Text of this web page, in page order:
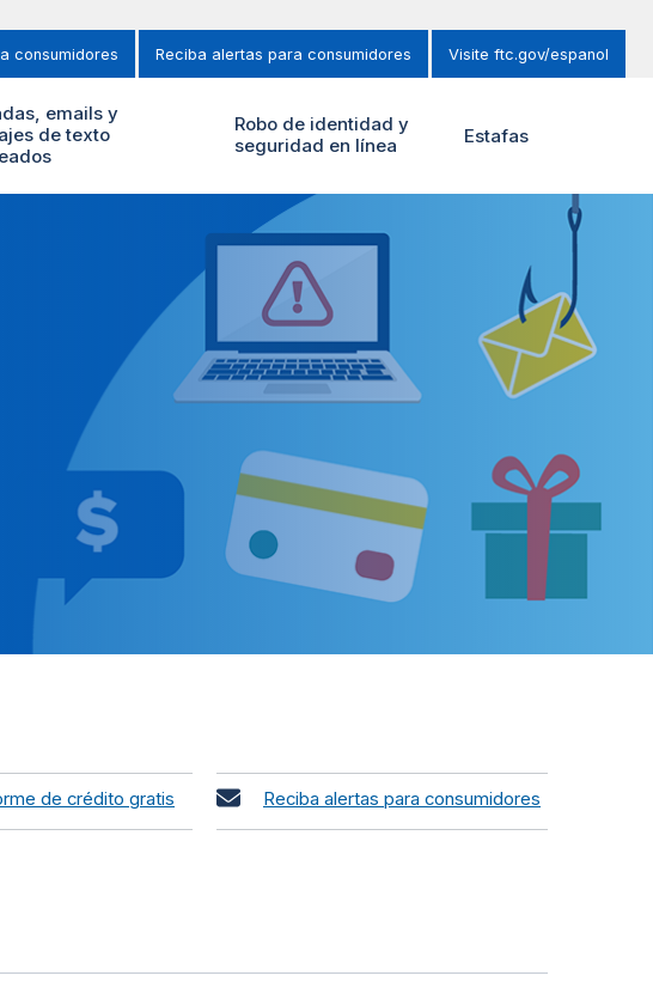
consumidores Reciba alertas para consumidores Visite ftc.gov/espanol
emails y
de texto
Robo de identidad y
seguridad en línea
Estafas
de crédito gratis Reciba alertas para consumidores